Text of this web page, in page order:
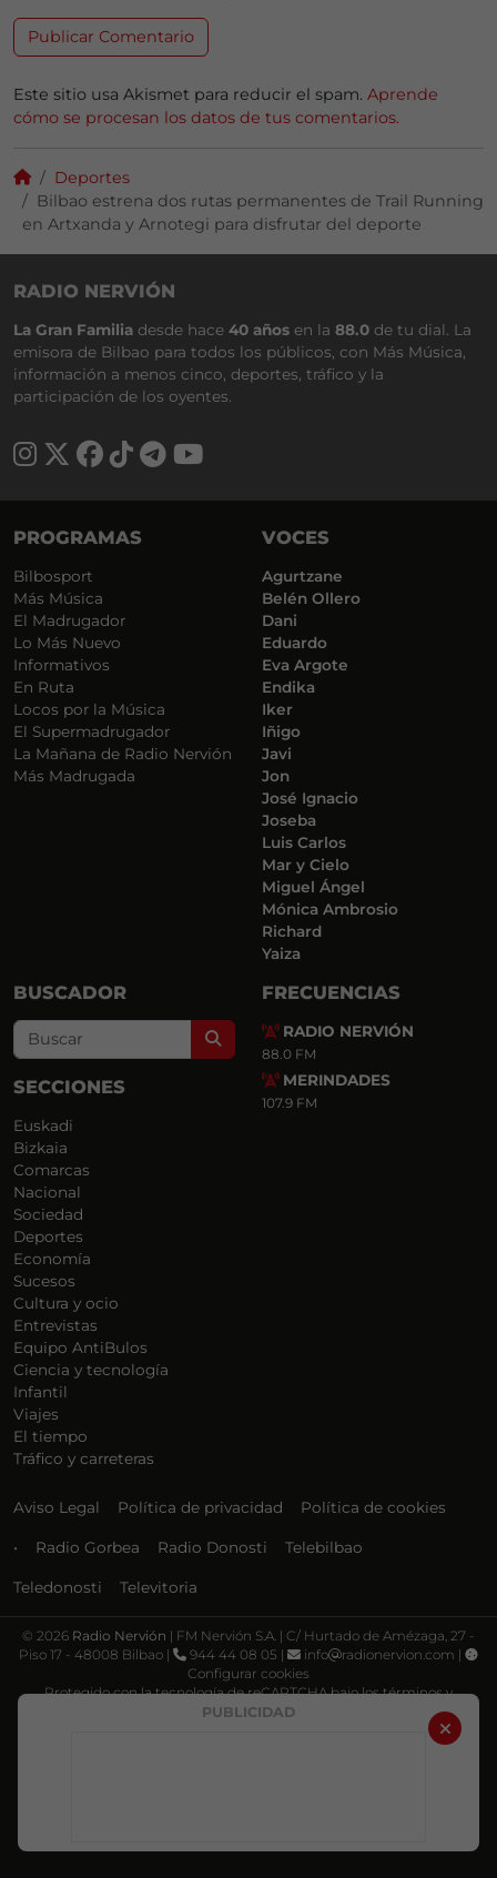
PUBLICIDAD
Este sitio usa Akismet para reducir el spam. Aprende
cómo se procesan los datos de tus comentarios.
Deportes
Bilbao estrena dos rutas permanentes de Trail Running
en Artxanda y Arnotegi para disfrutar del deporte
RADIO NERVIÓN
La Gran Familia desde hace 40 años en la 88.0 de tu dial. La
emisora de Bilbao para todos los públicos, con Más Música,
información a menos cinco, deportes, tráfico y la
participación de los oyentes.
PROGRAMAS
Bilbosport
Más Música
El Madrugador
Lo Más Nuevo
Informativos
En Ruta
Locos por la Música
El Supermadrugador
La Mañana de Radio Nervión
Más Madrugada
VOCES
Agurtzane
Belén Ollero
Dani
Eduardo
Eva Argote
Endika
Iker
Iñigo
Javi
Jon
José Ignacio
Joseba
Luis Carlos
Mar y Cielo
Miguel Ángel
Mónica Ambrosio
Richard
Yaiza
BUSCADOR
Search
SECCIONES
Euskadi
Bizkaia
Comarcas
Nacional
Sociedad
Deportes
Economía
Sucesos
Cultura y ocio
Entrevistas
Equipo AntiBulos
Ciencia y tecnología
Infantil
Viajes
El tiempo
Tráfico y carreteras
FRECUENCIAS
RADIO NERVIÓN
88.0 FM
MERINDADES
107.9 FM
Aviso Legal Política de privacidad Política de cookies
• Radio Gorbea Radio Donosti Telebilbao
Teledonosti Televitoria
© 2026 Radio Nervión | FM Nervión S.A. | C/ Hurtado de Amézaga, 27 -
Piso 17 - 48008 Bilbao |
944 44 08 05 | info
radionervion.com |
Configurar cookies
Protegido con la tecnología de reCAPTCHA bajo los términos y
Política de privacidad Términos de servicio